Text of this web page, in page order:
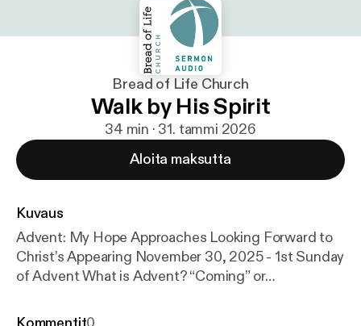
Bread of Life Church
Walk by His Spirit
34 min · 31. tammi 2026
Aloita maksutta
Kuvaus
Advent: My Hope Approaches Looking Forward to
Christ’s Appearing November 30, 2025 - 1st Sunday
of Advent What is Advent? “Coming” or
Christian calendar has been organized around the